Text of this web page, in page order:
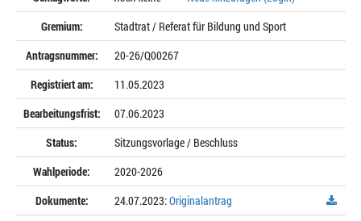
Gremium:
Stadtrat / Referat für Bildung und Sport
Antragsnummer:
20-26/Q00267
Registriert am:
11.05.2023
Bearbeitungsfrist:
07.06.2023
Status:
Sitzungsvorlage / Beschluss
Wahlperiode:
2020-2026
Dokumente:
24.07.2023:Originalantrag